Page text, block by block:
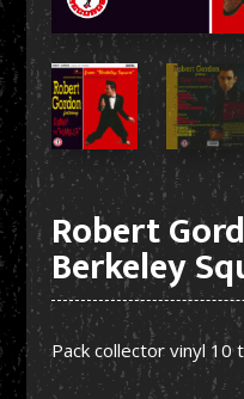
Robert
Berkeley
Pack collector vinyl 10